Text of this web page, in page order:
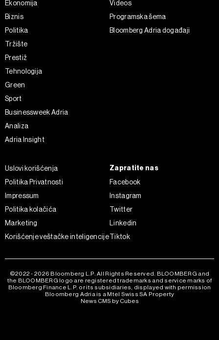
Ekonomija
Biznis
Politika
Tržište
Prestiž
Tehnologija
Green
Sport
Businessweek Adria
Analiza
Adria Insight
Videos
Programska šema
Bloomberg Adria događaji
Uslovi korišćenja
Politika Privatnosti
Impressum
Politika kolačića
Marketing
Korišćenje veštačke inteligencije
Zapratite nas
Facebook
Instagram
Twitter
Linkedin
Tiktok
©2022 - 2026 Bloomberg L.P. All Rights Reserved. BLOOMBERG and
the BLOOMBERG logo are registered trademarks and service marks of
Bloomberg Finance L.P. or its subsidiaries, displayed with permission
Bloomberg Adria is a Mtel Swiss SA Property
News CMS by Cubes